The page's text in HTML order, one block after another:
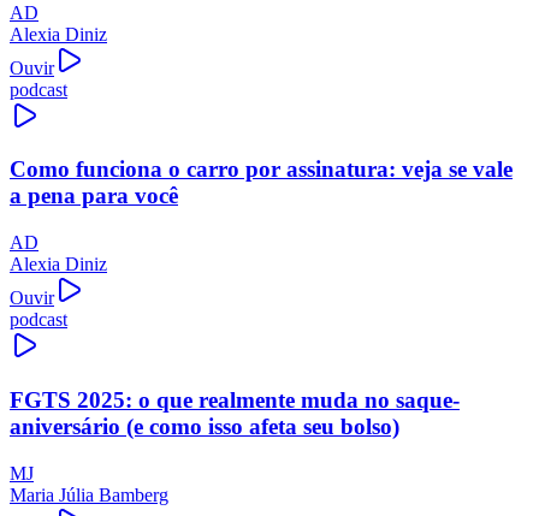
AD
Alexia Diniz
Ouvir
podcast
Como funciona o carro por assinatura: veja se vale
a pena para você
AD
Alexia Diniz
Ouvir
podcast
FGTS 2025: o que realmente muda no saque-
aniversário (e como isso afeta seu bolso)
MJ
Maria Júlia Bamberg